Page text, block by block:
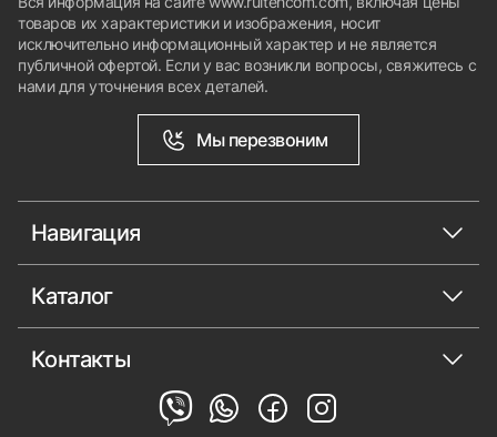
товаров их характеристики и изображения, носит
исключительно информационный характер и не является
публичной офертой. Если у вас возникли вопросы, свяжитесь с
нами для уточнения всех деталей.
Мы перезвоним
Навигация
Каталог
Контакты